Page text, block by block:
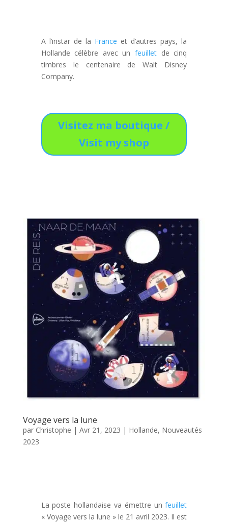
A l’instar de la France et d’autres pays, la
Hollande célèbre avec unfeuillet de cinq
timbres le centenaire de Walt Disney
Company.
Visitez ma boutique /
Visit my shop
Voyage vers la lune
par Christophe | Avr 21, 2023 | Hollande, Nouveautés
2023
La poste hollandaise va émettre unfeuillet
« Voyage vers la lune » le 21 avril 2023. Il est